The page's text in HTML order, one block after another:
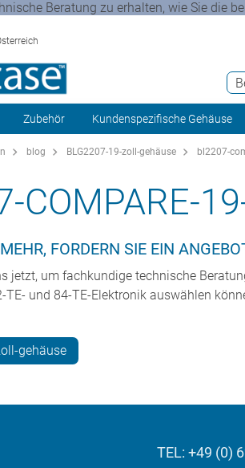
Beratung zu erhalten, wie Sie die
Zubehör Kundenspezifische Gehäuse
blog BLG2207-19-zoll-gehäuse bl2207-
COMPARE-
FORDERN SIE EIN
jetzt, um fachkundige technische
TE- und 84-TE-Elektronik auswählen
gehäuse
TEL: +49 (0)